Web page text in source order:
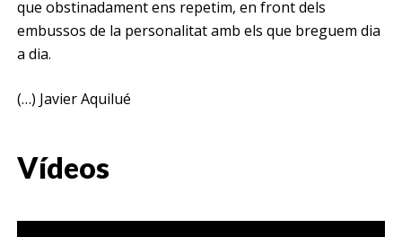
que obstinadament ens repetim, en front dels
embussos de la personalitat amb els que breguem dia
a dia.
(…) Javier Aquilué
Vídeos